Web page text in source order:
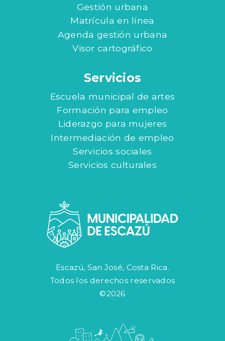
Gestión urbana
Matrícula en línea
Agenda gestión urbana
Visor cartográfico
Servicios
Escuela municipal de artes
Formación para empleo
Liderazgo para mujeres
Intermediación de empleo
Servicios sociales
Servicios culturales
Escazú, San José, Costa Rica.
Todos los derechos reservados
©2026